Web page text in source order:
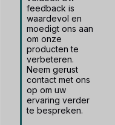
feedback is
waardevol en
moedigt ons aan
om onze
producten te
verbeteren.
Neem gerust
contact met ons
op om uw
ervaring verder
te bespreken.